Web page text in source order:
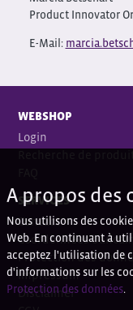
Product Innovator
E-Mail:
WEBSHOP
Login
SERVICES
Contact
Coordonnées
Protection des
Impressum
Disclaimer
A propos des
Nous utilisons des
Web. En continuant à
acceptez l'utilisation de
d'informations sur les
Protection des données.